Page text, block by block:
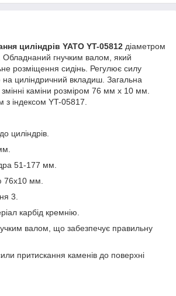
циліндрів YATO YT-05812 діаметром
гнучким валом, який
розміщення сидінь. Регулює силу
циліндричний вкладиш. Загальна
каміни розміром 76 мм х 10 мм.
з індексом YT-05817.
циліндрів.
51-177 мм.
76x10 мм.
3.
карбід кремнію.
валом, що забезпечує правильну
притискання каменів до поверхні